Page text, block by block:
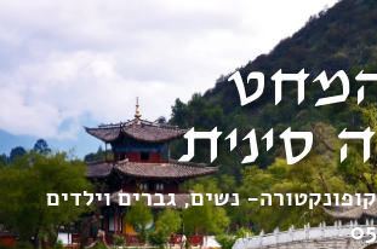
סינית
נשים, גברים וילדים